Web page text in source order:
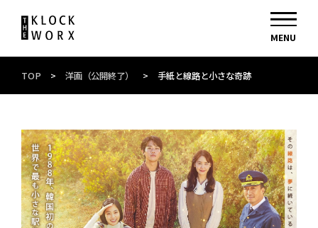
TOP > 洋画（公開終了） > 手紙と線路と小さな奇跡